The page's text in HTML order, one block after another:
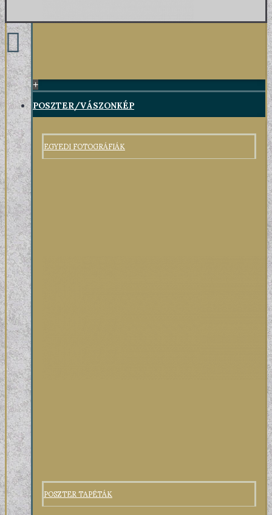
+
POSZTER/VÁSZONKÉP
EGYEDI FOTOGRÁFIÁK
POSZTER TAPÉTÁK